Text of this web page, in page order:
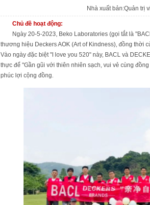
Nhà xuất bản:Quản trị
Chủ đề hoạt động:
Ngày 20-5-2023, Beko Laboratories (gọi tắt là
thương hiệu Deckers AOK (Art of Kindness), đồng thời
Vào ngày đặc biệt "I love you 520" này, BACL và
thực để "Gần gũi với thiên nhiên sạch, vui vẻ cùng
phúc lợi cộng đồng.